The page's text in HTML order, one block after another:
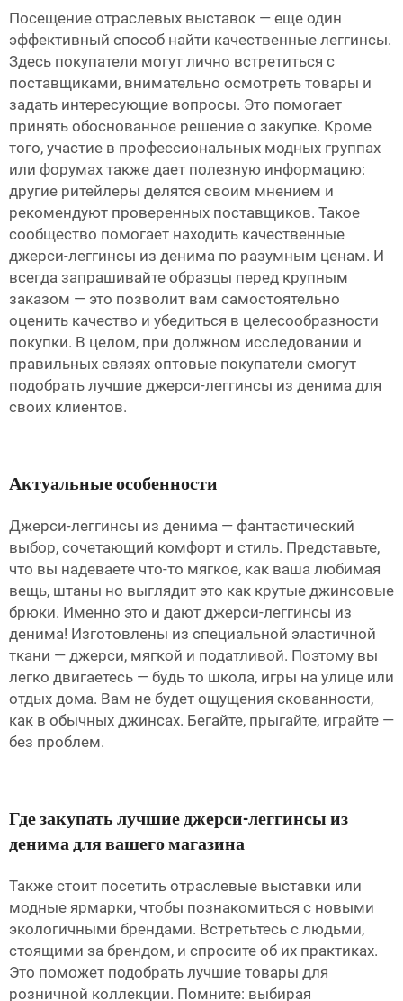
Посещение отраслевых выставок — еще один
эффективный способ найти качественные леггинсы.
Здесь покупатели могут лично встретиться с
поставщиками, внимательно осмотреть товары и
задать интересующие вопросы. Это помогает
принять обоснованное решение о закупке. Кроме
того, участие в профессиональных модных группах
или форумах также дает полезную информацию:
другие ритейлеры делятся своим мнением и
рекомендуют проверенных поставщиков. Такое
сообщество помогает находить качественные
джерси-леггинсы из денима по разумным ценам. И
всегда запрашивайте образцы перед крупным
заказом — это позволит вам самостоятельно
оценить качество и убедиться в целесообразности
покупки. В целом, при должном исследовании и
правильных связях оптовые покупатели смогут
подобрать лучшие джерси-леггинсы из денима для
своих клиентов.
Актуальные особенности
Джерси-леггинсы из денима — фантастический
выбор, сочетающий комфорт и стиль. Представьте,
что вы надеваете что-то мягкое, как ваша любимая
вещь, штаны но выглядит это как крутые джинсовые
брюки. Именно это и дают джерси-леггинсы из
денима! Изготовлены из специальной эластичной
ткани — джерси, мягкой и податливой. Поэтому вы
легко двигаетесь — будь то школа, игры на улице или
отдых дома. Вам не будет ощущения скованности,
как в обычных джинсах. Бегайте, прыгайте, играйте —
без проблем.
Где закупать лучшие джерси-леггинсы из
денима для вашего магазина
Также стоит посетить отраслевые выставки или
модные ярмарки, чтобы познакомиться с новыми
экологичными брендами. Встретьтесь с людьми,
стоящими за брендом, и спросите об их практиках.
Это поможет подобрать лучшие товары для
розничной коллекции. Помните: выбирая